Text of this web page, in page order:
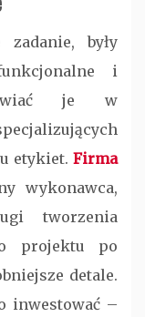
zadanie, były
i
je w
etykiet. Firma
wykonawca,
tworzenia
projektu po
detale.
inwestować –